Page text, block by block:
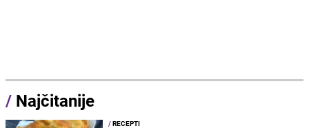
/ Najčitanije
/RECEPTI